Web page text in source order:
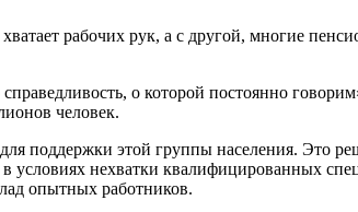
рабочих рук, а с другой, многие
о которой постоянно
человек.
поддержки этой группы населения. Это
нехватки квалифицированных
опытных работников.